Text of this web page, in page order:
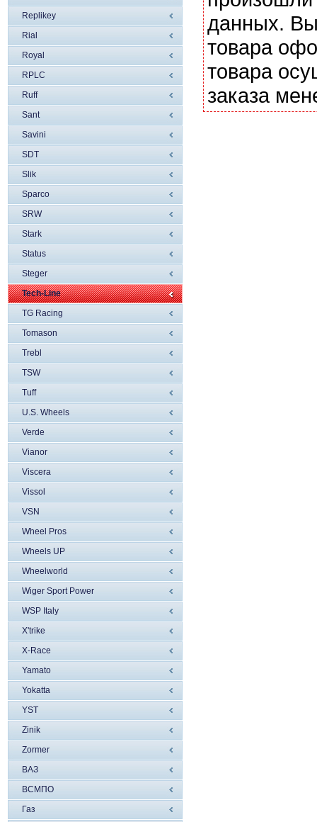
Replikey
Rial
Royal
RPLC
Ruff
Sant
Savini
SDT
Slik
Sparco
SRW
Stark
Status
Steger
Tech-Line
TG Racing
Tomason
Trebl
TSW
Tuff
U.S. Wheels
Verde
Vianor
Viscera
Vissol
VSN
Wheel Pros
Wheels UP
Wheelworld
Wiger Sport Power
WSP Italy
X'trike
X-Race
Yamato
Yokatta
YST
Zinik
Zormer
ВАЗ
ВСМПО
Газ
данных. Вы
товара
товара
заказа